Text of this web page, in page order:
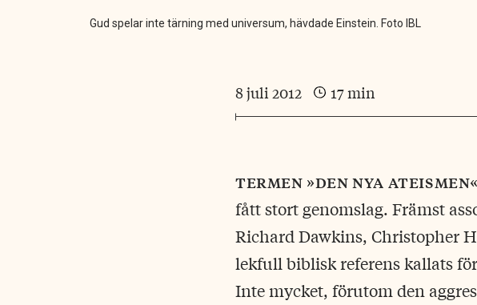
Gud spelar inte tärning med universum, hävdade Einstein. Foto IBL
8 juli 2012 17 min
termen »den nya ateismen«
fått stort genomslag. Främst
Richard Dawkins, Christopher
lekfull biblisk referens kallats
Inte mycket, förutom den